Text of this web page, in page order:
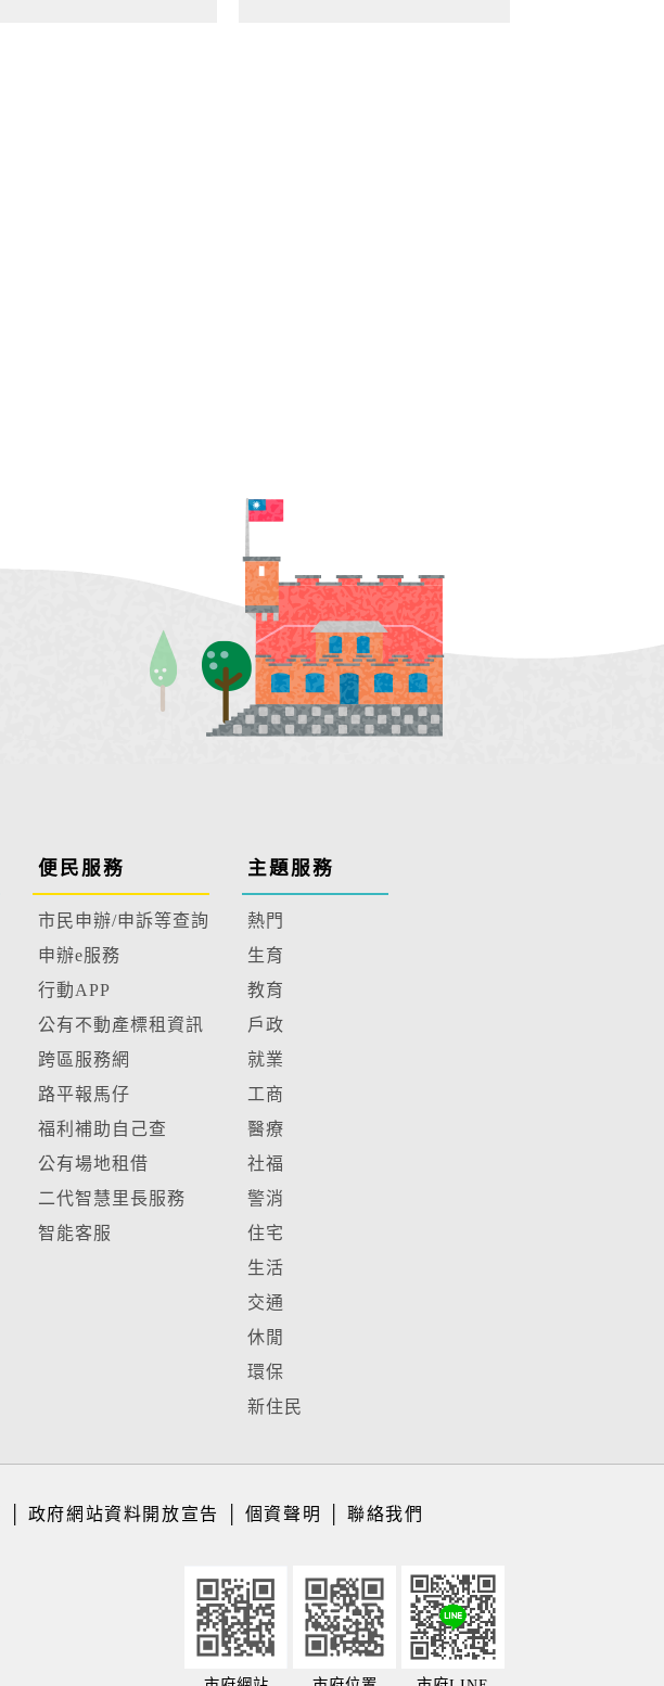
新北市新住民子女獎助
學金
新住民一站式服務
愛心大平台新住民關懷
計畫
便民服務
市民申辦/申訴等查詢
申辦e服務
行動APP
公有不動產標租資訊
跨區服務網
路平報馬仔
福利補助自己查
公有場地租借
二代智慧里長服務
智能客服
主題服務
熱門
生育
教育
戶政
就業
工商
醫療
社福
警消
住宅
生活
交通
休閒
環保
新住民
政府網站資料開放宣告 個資聲明 聯絡我們